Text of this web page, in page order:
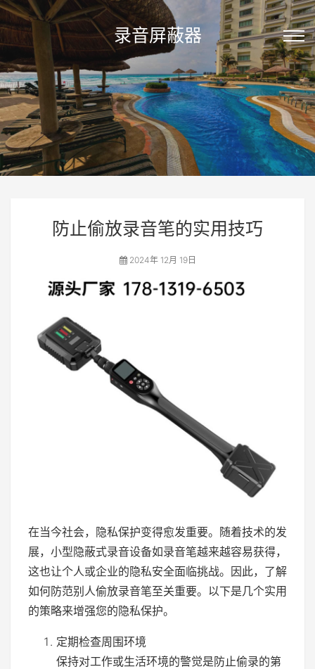
录音屏蔽器
防止偷放录音笔的实用技巧
2024年 12月 19日
在当今社会，隐私保护变得愈发重要。随着技术的发
展，小型隐蔽式录音设备如录音笔越来越容易获得，
这也让个人或企业的隐私安全面临挑战。因此，了解
如何防范别人偷放录音笔至关重要。以下是几个实用
的策略来增强您的隐私保护。
定期检查周围环境
保持对工作或生活环境的警觉是防止偷录的第